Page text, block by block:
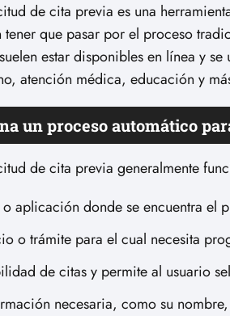
de cita previa es una
que pasar por el proceso
estar disponibles en línea y
atención médica, educación y
un proceso automático
de cita previa generalmente
aplicación donde se encuentra el
o trámite para el cual necesita
de citas y permite al usuario
necesaria, como su